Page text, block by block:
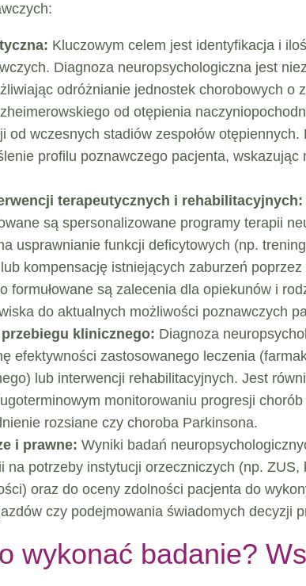
Kluczowym celem jest identyfikacja i
Diagnoza neuropsychologiczna jest
odróżnianie jednostek chorobowych o
od otępienia
od wczesnych stadiów zespołów
profilu poznawczego pacjenta, wskazując
terapeutycznych i rehabilitacyjnych:
są spersonalizowane programy terapii
usprawnianie funkcji deficytowych (np.
kompensację istniejących zaburzeń
formułowane są zalecenia dla opiekunów i
do aktualnych możliwości poznawczych
klinicznego: Diagnoza
efektywności zastosowanego leczenia
lub interwencji rehabilitacyjnych. Jest
monitorowaniu progresji
rozsiane czy choroba Parkinsona.
i prawne: Wyniki badań
na potrzeby instytucji orzeczniczych (np. ZUS,
oraz do oceny zdolności pacjenta do
czy podejmowania świadomych decyzji
wykonać badanie?